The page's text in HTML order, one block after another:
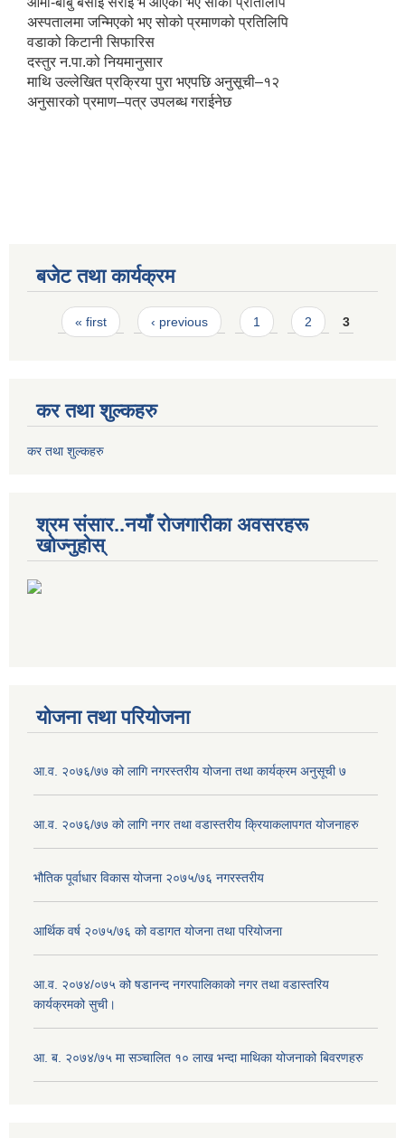
अस्पतालमा जन्मिएको भए सोको प्रमाणको प्रतिलिपि
वडाको किटानी सिफारिस
दस्तुर न.पा.को नियमानुसार
माथि उल्लेखित प्रक्रिया पुरा भएपछि अनुसूची–१२
अनुसारको प्रमाण–पत्र उपलब्ध गराईनेछ
बजेट तथा कार्यक्रम
Pages
« first ‹ previous 1 2 3
कर तथा शुल्कहरु
कर तथा शुल्कहरु
श्रम संसार..नयाँ रोजगारीका अवसरहरू
खोज्नुहोस्
योजना तथा परियोजना
आ.व. २०७६/७७ को लागि नगरस्तरीय योजना तथा कार्यक्रम अनुसूची ७
आ.व. २०७६/७७ को लागि नगर तथा वडास्तरीय क्रियाकलापगत योजनाहरु
भौतिक पूर्वाधार विकास योजना २०७५/७६ नगरस्तरीय
आर्थिक वर्ष २०७५/७६ को वडागत योजना तथा परियोजना
आ.व. २०७४/०७५ को षडानन्द नगरपालिकाको नगर तथा वडास्तरिय
कार्यक्रमको सुची।
आ. ब. २०७४/७५ मा सञ्चालित १० लाख भन्दा माथिका योजनाको बिवरणहरु